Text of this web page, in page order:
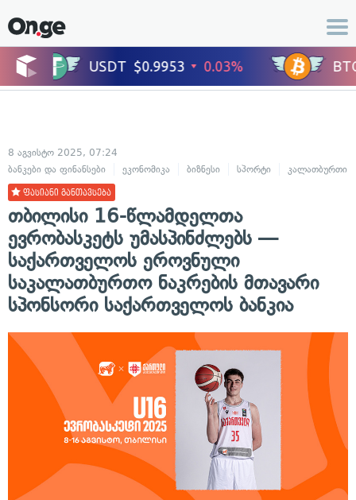
8 აგვისტო 2025, 07:24
ბანკები და ფინანსები
ეკონომიკა ბიზნესი სპორტი კალათბურთი
ფასიანი განთავსება
თბილისი 16-წლამდელთა
ევრობასკეტს უმასპინძლებს —
საქართველოს ეროვნული
საკალათბურთო ნაკრების მთავარი
სპონსორი საქართველოს ბანკია